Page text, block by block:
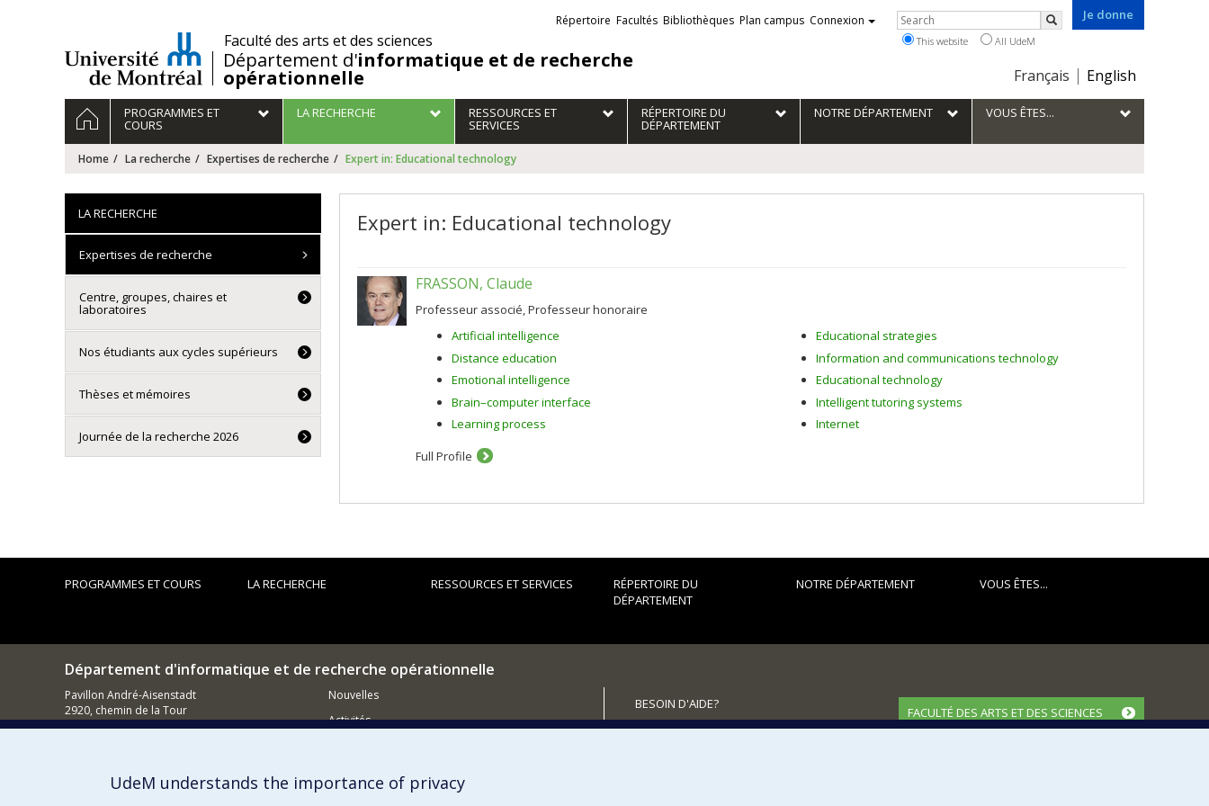
/Faculté des arts et des sciences
Département d'informatique et de recherche
opérationnelle
Je donne
Choix
la
langue
Français English
Liens
externes
Répertoire Facultés Bibliothèques Plan campus Connexion Rechercher
Search
This website All UdeM
Navigation
principale
HOMEPROGRAMMES ET
COURS
LA RECHERCHE RESSOURCES ET
SERVICES
RÉPERTOIRE DU
DÉPARTEMENT
NOTRE DÉPARTEMENT VOUS ÊTES...
Home La recherche Expertises de recherche Expert in: Educational technology
Expert in: Educational technology
FRASSON, Claude
Professeur associé, Professeur honoraire
Artificial intelligence
Distance education
Emotional intelligence
Brain–computer interface
Learning process
Educational strategies
Information and communications technology
Educational technology
Intelligent tutoring systems
Internet
Full Profile
LA RECHERCHE
Expertises de recherche
Centre, groupes, chaires et
laboratoires
Nos étudiants aux cycles supérieurs
Thèses et mémoires
Journée de la recherche 2026
PROGRAMMES ET COURS LA RECHERCHE RESSOURCES ET SERVICES
RÉPERTOIRE DU
DÉPARTEMENT
NOTRE DÉPARTEMENT VOUS ÊTES...
Département d'informatique et de recherche opérationnelle
Pavillon André-Aisenstadt
2920, chemin de la Tour
Montréal (QC)
Nouvelles
Activités
BESOIN D'AIDE?
Plan du site
FACULTÉ DES ARTS ET DES SCIENCES
UdeM understands the importance of privacy